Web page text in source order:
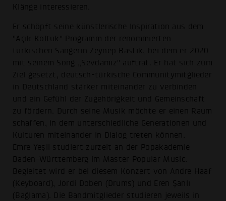
Klänge interessie­ren.
Er schöpft seine künstlerische Inspiration aus dem
"Açık Koltuk" Programm der renommierten
türkischen Sängerin Zeynep Bastik, bei dem er 2020
mit seinem Song „Sevdamız" auftrat. Er hat sich zum
Ziel gesetzt, deutsch-türkische Communitymitglieder
in Deutschland stärker miteinander zu verbinden
und ein Gefühl der Zugehörigkeit und Gemeinschaft
zu fördern. Durch seine Musik möchte er einen Raum
schaffen, in dem unterschiedliche Generationen und
Kulturen miteinander in Dialog treten können.
Emre Yeşil studiert zurzeit an der Popakademie
Baden-Württemberg im Master Popular Music.
Begleitet wird er bei diesem Konzert von Andre Haaf
(Keyboard), Jordi Doben (Drums) und Eren Şanlı
(Bağlama). Die Bandmitglieder studieren jeweils in